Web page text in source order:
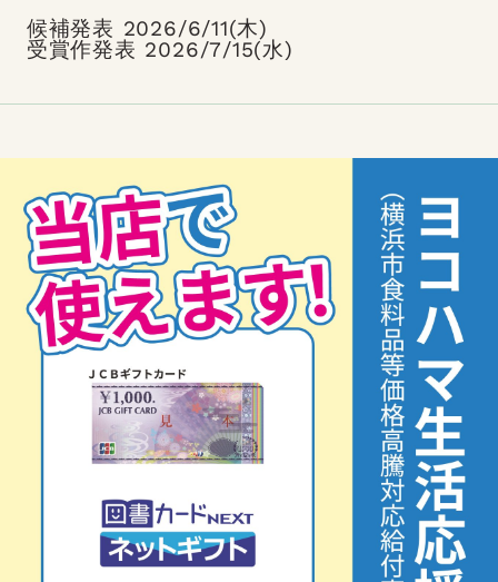
候補発表 2026/6/11(木)
受賞作発表 2026/7/15(水)